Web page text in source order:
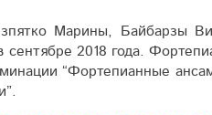
Марины, Байбарзы
2018 года.
“Фортепианные